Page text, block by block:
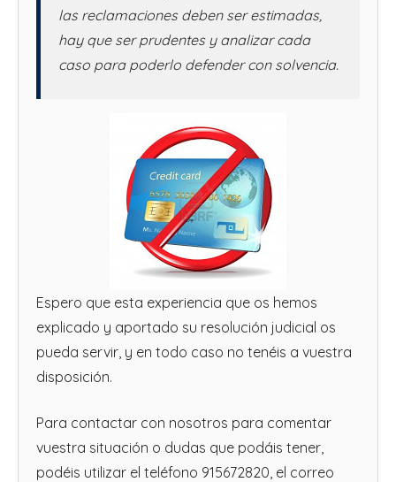
las reclamaciones deben ser estimadas,
hay que ser prudentes y analizar cada
caso para poderlo defender con solvencia.
Espero que esta experiencia que os hemos
explicado y aportado su resolución judicial os
pueda servir, y en todo caso no tenéis a vuestra
disposición.
Para contactar con nosotros para comentar
vuestra situación o dudas que podáis tener,
podéis utilizar el teléfono 915672820, el correo